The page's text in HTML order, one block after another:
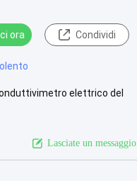
ora Condividi
elettrico del
Lasciate un messaggio.